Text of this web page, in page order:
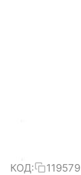
КОД: 119579